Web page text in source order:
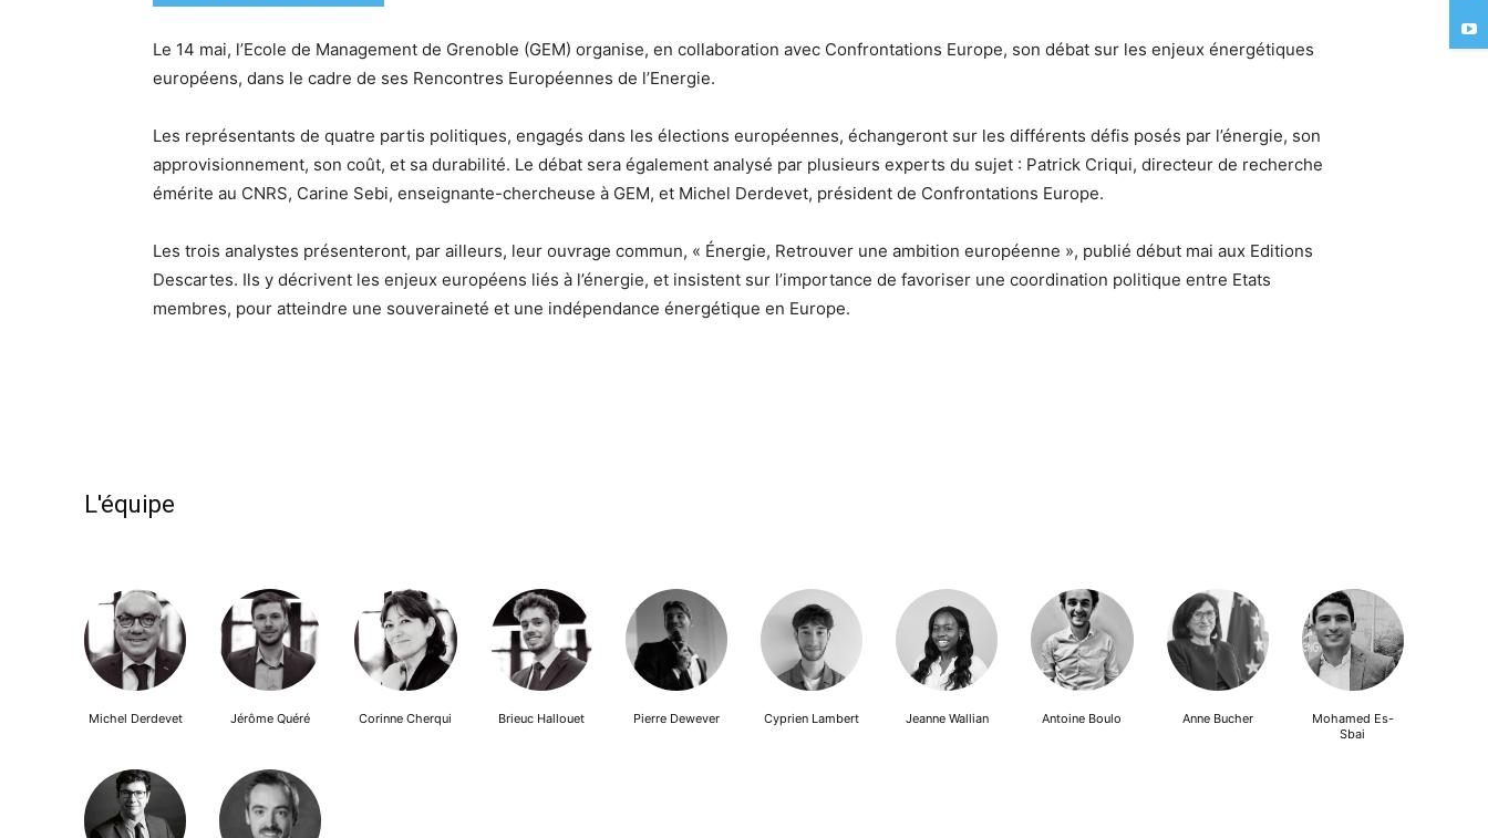
Le 14 mai, l’Ecole de Management de Grenoble (GEM) organise, en collaboration avec Confrontations Europe, son débat sur les enjeux énergétiques
européens, dans le cadre de ses Rencontres Européennes de l’Energie.
Les représentants de quatre partis politiques, engagés dans les élections européennes, échangeront sur les différents défis posés par l’énergie, son
approvisionnement, son coût, et sa durabilité. Le débat sera également analysé par plusieurs experts du sujet : Patrick Criqui, directeur de recherche
émérite au CNRS, Carine Sebi, enseignante-chercheuse à GEM, et Michel Derdevet, président de Confrontations Europe.
Les trois analystes présenteront, par ailleurs, leur ouvrage commun, « Énergie, Retrouver une ambition européenne », publié début mai aux Editions
Descartes. Ils y décrivent les enjeux européens liés à l’énergie, et insistent sur l’importance de favoriser une coordination politique entre Etats
membres, pour atteindre une souveraineté et une indépendance énergétique en Europe.
L'équipe
Michel Derdevet Jérôme Quéré Corinne Cherqui Brieuc Hallouet Pierre Dewever Cyprien Lambert Jeanne Wallian Antoine Boulo Anne Bucher
Mohamed Es-
Sbai